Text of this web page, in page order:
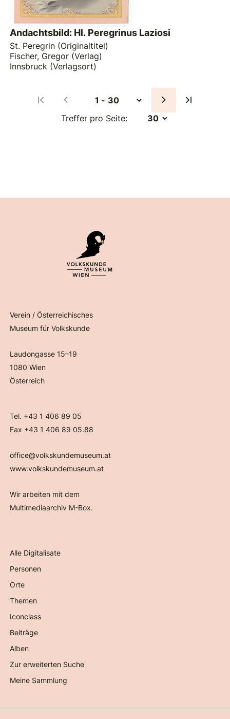
Andachtsbild: Hl. Peregrinus Laziosi
St. Peregrin (Originaltitel)
Fischer, Gregor (Verlag)
Innsbruck (Verlagsort)
Treffer pro Seite:
Verein / Österreichisches
Museum für Volkskunde
Laudongasse 15–19
1080 Wien
Österreich
Tel. +43 1 406 89 05
Fax +43 1 406 89 05.88
office@volkskundemuseum.at
www.volkskundemuseum.at
Wir arbeiten mit dem
Multimediaarchiv M-Box.
Alle Digitalisate
Personen
Orte
Themen
Iconclass
Beiträge
Alben
Zur erweiterten Suche
Meine Sammlung